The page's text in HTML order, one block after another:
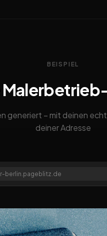
BEISPIEL
generiert – mit deinen
deiner Adresse
berlin.pageblitz.de